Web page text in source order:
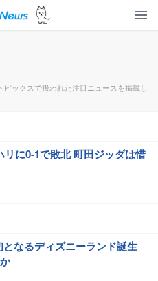
ピックスで扱われた注目ニュースを掲載し
に0-1で敗北 町田ジッダは惜
なるディズニーランド誕生